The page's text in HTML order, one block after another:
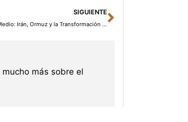
SIGUIENTE
El Impacto de la Guerra en Oriente Medio: Irán, Ormuz y la Transformación de los Mercados de Inversión
Siguiente
más sobre el